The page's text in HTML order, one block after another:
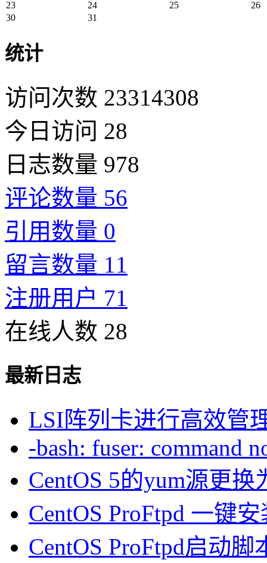
23 24 25
26
30
31
统计
访问次数 23314308
今日访问 28
日志数量 978
评论数量 56
引用数量 0
留言数量 11
注册用户 71
在线人数 28
最新日志
LSI阵列卡进行高效管
-bash: fuser: command
CentOS 5的yum源更
CentOS ProFtpd 一键
CentOS ProFtpd启动脚